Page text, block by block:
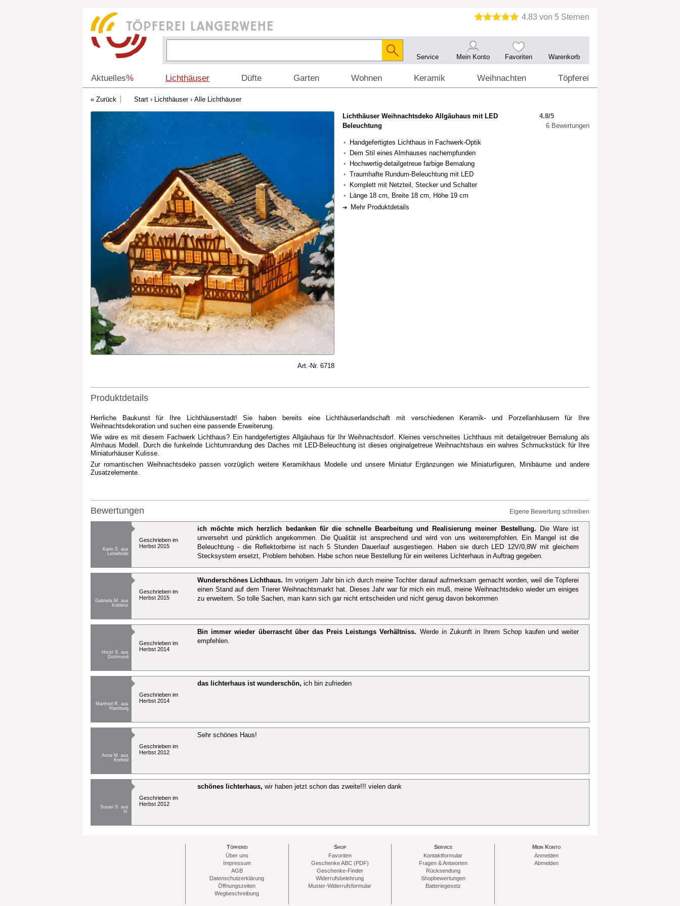
Service Mein Konto Favoriten Warenkorb
Aktuelles% Lichthäuser Düfte Garten Wohnen Keramik Weihnachten Töpferei
Start › Lichthäuser› Alle Lichthäuser
Art.-Nr. 6718
Lichthäuser Weihnachtsdeko Allgäuhaus mit LED
Beleuchtung
Handgefertigtes Lichthaus in Fachwerk-Optik
Dem Stil eines Almhauses nachempfunden
Hochwertig-detailgetreue farbige Bemalung
Traumhafte Rundum-Beleuchtung mit LED
Komplett mit Netzteil, Stecker und Schalter
Länge 18 cm, Breite 18 cm, Höhe 19 cm
Mehr Produktdetails
4.8/5
6 Bewertungen
Produktdetails
Herrliche Baukunst für Ihre Lichthäuserstadt! Sie haben bereits eine Lichthäuserlandschaft mit verschiedenen Keramik- und Porzellanhäusern für Ihre
Weihnachtsdekoration und suchen eine passende Erweiterung.
Wie wäre es mit diesem Fachwerk Lichthaus? Ein handgefertigtes Allgäuhaus für Ihr Weihnachtsdorf. Kleines verschneites Lichthaus mit detailgetreuer Bemalung als
Almhaus Modell. Durch die funkelnde Lichtumrandung des Daches mit LED-Beleuchtung ist dieses originalgetreue Weihnachtshaus ein wahres Schmuckstück für Ihre
Miniaturhäuser Kulisse.
Zur romantischen Weihnachtsdeko passen vorzüglich weitere Keramikhaus Modelle und unsere Miniatur Ergänzungen wie Miniaturfiguren, Minibäume und andere
Zusatzelemente.
Bewertungen Eigene Bewertung schreiben
Karin S. aus
Leinefelde
Geschrieben im
Herbst 2015
ich möchte mich herzlich bedanken für die schnelle Bearbeitung und Realisierung meiner Bestellung. Die Ware ist
unversehrt und pünktlich angekommen. Die Qualität ist ansprechend und wird von uns weiterempfohlen. Ein Mangel ist die
Beleuchtung - die Reflektorbirne ist nach 5 Stunden Dauerlauf ausgestiegen. Haben sie durch LED 12V/0,8W mit gleichem
Stecksystem ersetzt, Problem behoben. Habe schon neue Bestellung für ein weiteres Lichterhaus in Auftrag gegeben.
Gabriela M. aus
Koblenz
Geschrieben im
Herbst 2015
Wunderschönes Lichthaus. Im vorigem Jahr bin ich durch meine Tochter darauf aufmerksam gemacht worden, weil die Töpferei
einen Stand auf dem Trierer Weihnachtsmarkt hat. Dieses Jahr war für mich ein muß, meine Weihnachtsdeko wieder um einiges
zu erweitern. So tolle Sachen, man kann sich gar nicht entscheiden und nicht genug davon bekommen
Horst S. aus
Dortmund
Geschrieben im
Herbst 2014
Bin immer wieder überrascht über das Preis Leistungs Verhältniss. Werde in Zukunft in Ihrem Schop kaufen und weiter
empfehlen.
Manfred R. aus
Hamburg
Geschrieben im
Herbst 2014
das lichterhaus ist wunderschön, ich bin zufrieden
Anna M. aus
Krefeld
Geschrieben im
Herbst 2012
Sehr schönes Haus!
Susan S. aus
H.
Geschrieben im
Herbst 2012
schönes lichterhaus, wir haben jetzt schon das zweite!!! vielen dank
Töpferei
Über uns
Impressum
AGB
Datenschutzerklärung
Öffnungszeiten
Wegbeschreibung
Shop
Favoriten
Geschenke ABC (PDF)
Geschenke-Finder
Widerrufsbelehrung
Muster-Widerrufsformular
Service
Kontaktformular
Fragen & Antworten
Rücksendung
Shopbewertungen
Batteriegesetz
Mein Konto
Anmelden
Abmelden